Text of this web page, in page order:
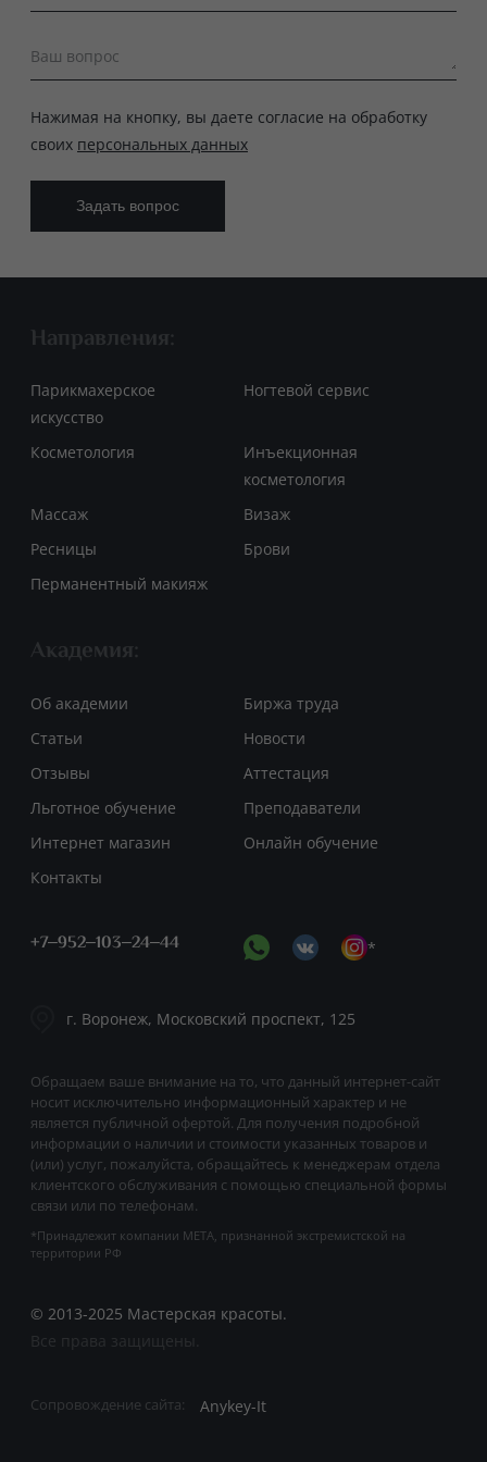
Ваш вопрос
Нажимая на кнопку, вы даете согласие на обработку
своих персональных данных
Обращаем ваше внимание на то, что данный интернет-сайт
носит исключительно информационный характер и не
является публичной офертой. Для получения подробной
информации о наличии и стоимости указанных товаров и
(или) услуг, пожалуйста, обращайтесь к менеджерам отдела
клиентского обслуживания с помощью специальной формы
связи или по телефонам.
*Принадлежит компании META, признанной экстремистской на
территории РФ
Направления:
Парикмахерское
искусство
Ногтевой сервис
Косметология
Инъекционная
косметология
Массаж
Визаж
Ресницы
Брови
Перманентный макияж
Академия:
Об академии
Биржа труда
Статьи
Новости
Отзывы
Аттестация
Льготное обучение
Преподаватели
Интернет магазин
Онлайн обучение
Контакты
© 2013-2025 Мастерская красоты.
Все права защищены.
+7‒952‒103‒24‒44 *
г. Воронеж, Московский проспект, 125
Сопровождение сайта: Anykey-It